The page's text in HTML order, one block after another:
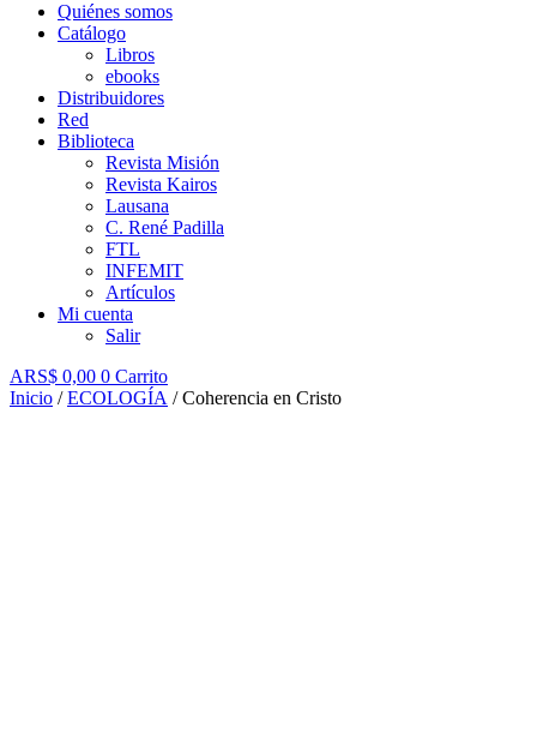
Quiénes somos
Catálogo
Libros
ebooks
Distribuidores
Red
Biblioteca
Revista Misión
Revista Kairos
Lausana
C. René Padilla
FTL
INFEMIT
Artículos
Mi cuenta
Salir
ARS$ 0,00 0 Carrito
Inicio /ECOLOGÍA / Coherencia en Cristo